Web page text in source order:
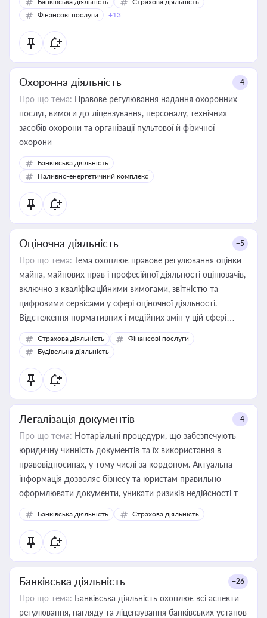
Фінансові послуги
+13
Охоронна діяльність +4
Про що тема: Правове регулювання надання охоронних
послуг, вимоги до ліцензування, персоналу, технічних
засобів охорони та організації пультової й фізичної
охорони
Банківська діяльність
Паливно-енергетичний комплекс
Оціночна діяльність +5
Про що тема: Тема охоплює правове регулювання оцінки
майна, майнових прав і професійної діяльності оцінювачів,
включно з кваліфікаційними вимогами, звітністю та
цифровими сервісами у сфері оціночної діяльності.
Відстеження нормативних і медійних змін у цій сфері
корисне для власника бізнесу, керівника, юриста або
бухгалтера під час оподаткування, приватизації, оренди
державного майна, корпоративних угод і перевірки
статусу суб'єктів оціночної діяльності
Страхова діяльність
Фінансові послуги
Будівельна діяльність
Легалізація документів +4
Про що тема: Нотаріальні процедури, що забезпечують
юридичну чинність документів та їх використання в
правовідносинах, у тому числі за кордоном. Актуальна
інформація дозволяє бізнесу та юристам правильно
оформлювати документи, уникати ризиків недійсності та
забезпечувати їх належне прийняття органами влади та
контрагентами
Банківська діяльність Страхова діяльність
Банківська діяльність +26
Про що тема: Банківська діяльність охоплює всі аспекти
регулювання, нагляду та ліцензування банківських установ